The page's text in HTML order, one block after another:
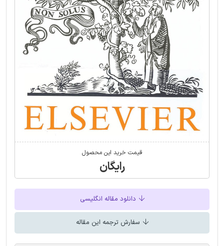
قیمت خرید این محصول
رایگان
دانلود مقاله انگلیسی
سفارش ترجمه این مقاله